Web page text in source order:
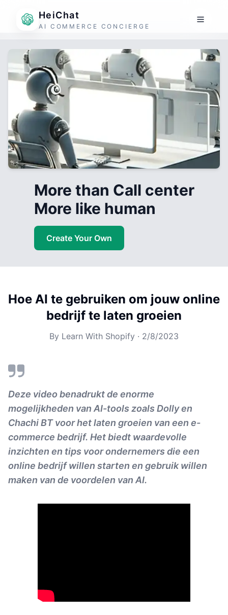
HeiChat
AI COMMERCE CONCIERGE
More than Call center
More like human
Create Your Own
Hoe AI te gebruiken om jouw online
bedrijf te laten groeien
By Learn With Shopify · 2/8/2023
Deze video benadrukt de enorme
mogelijkheden van AI-tools zoals Dolly en
Chachi BT voor het laten groeien van een e-
commerce bedrijf. Het biedt waardevolle
inzichten en tips voor ondernemers die een
online bedrijf willen starten en gebruik willen
maken van de voordelen van AI.